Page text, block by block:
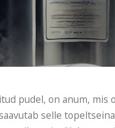
pudel, on anum,
selle